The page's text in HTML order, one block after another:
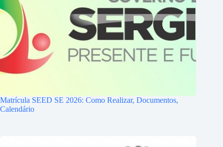
Matrícula SEED SE 2026: Como Realizar, Documentos,
Calendário